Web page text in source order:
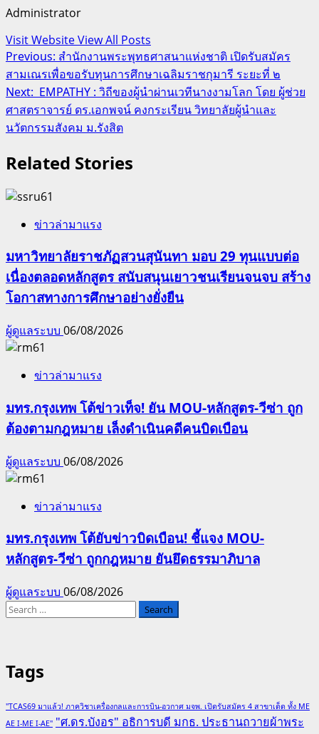
Administrator
Visit WebsiteView All Posts
Post
navigation
Previous: สํานักงานพระพุทธศาสนาแห่งชาติ เปิดรับสมัคร
สามเณรเพื่อขอรับทุนการศึกษาเฉลิมราชกุมารี ระยะที่ ๒
Next: EMPATHY : วิถีของผู้นำผ่านเวทีนางงามโลก โดย ผู้ช่วย
ศาสตราจารย์ ดร.เอกพจน์ คงกระเรียน วิทยาลัยผู้นำและ
นวัตกรรมสังคม ม.รังสิต
Related Stories
ข่าวล่ามาแรง
มหาวิทยาลัยราชภัฏสวนสุนันทา มอบ 29 ทุนแบบต่อ
เนื่องตลอดหลักสูตร สนับสนุนเยาวชนเรียนจนจบ สร้าง
โอกาสทางการศึกษาอย่างยั่งยืน
ผู้ดูแลระบบ 06/08/2026
ข่าวล่ามาแรง
มทร.กรุงเทพ โต้ข่าวเท็จ! ยัน MOU-หลักสูตร-วีซ่า ถูก
ต้องตามกฎหมาย เล็งดำเนินคดีคนบิดเบือน
ผู้ดูแลระบบ 06/08/2026
ข่าวล่ามาแรง
มทร.กรุงเทพ โต้ยับข่าวบิดเบือน! ชี้แจง MOU-
หลักสูตร-วีซ่า ถูกกฎหมาย ยันยึดธรรมาภิบาล
ผู้ดูแลระบบ 06/08/2026
Search
Tags
"TCAS69 มาแล้ว! ภาควิชาเครื่องกลและการบิน-อวกาศ มจพ. เปิดรับสมัคร 4 สาขาเด็ด ทั้ง ME
AE I-ME I-AE" "ศ.ดร.บังอร" อธิการบดี มกธ. ประธานถวายผ้าพระ